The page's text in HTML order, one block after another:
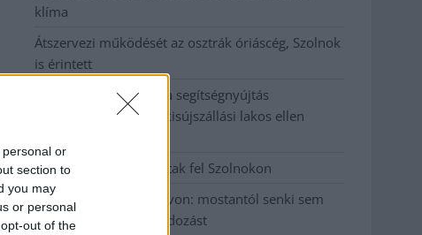
or
section to
you may
or personal
out of the
klíma
Átszervezi működését az osztrák óriáscég, Szolnok
is érintett
Tragédiába torkollott a segítségnyújtás
elmulasztása, három kisújszállási lakos ellen
Hatalmas lángok csaptak fel Szolnokon
Vízitraffipax a Tisza-tavon: mostantól senki sem
úszhatja meg a száguldozást